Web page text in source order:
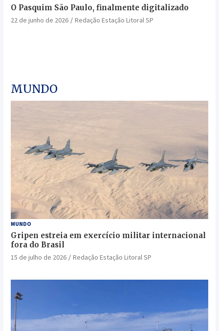
O Pasquim São Paulo, finalmente digitalizado
22 de junho de 2026 Redação Estação Litoral SP
MUNDO
MUNDO
Gripen estreia em exercício militar internacional
fora do Brasil
15 de julho de 2026 Redação Estação Litoral SP